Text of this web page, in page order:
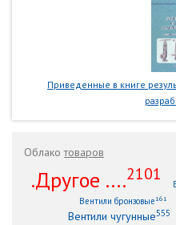
Приведенные в книге
Облакотоваров
.Другое ....2101
Вентили бронзовые161
Вентили чугунные555